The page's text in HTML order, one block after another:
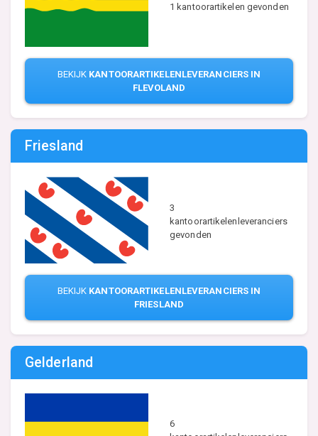
1 kantoorartikelen gevonden
BEKIJK KANTOORARTIKELENLEVERANCIERS IN
FLEVOLAND
Friesland
3
kantoorartikelenleveranciers
gevonden
BEKIJK KANTOORARTIKELENLEVERANCIERS IN
FRIESLAND
Gelderland
6